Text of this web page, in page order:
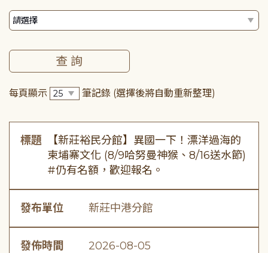
每頁顯示 筆記錄 (選擇後將自動重新整理)
標題
【新莊裕民分館】異國一下！漂洋過海的
柬埔寨文化 (8/9哈努曼神猴、8/16送水節)
#仍有名額，歡迎報名。
發布單位 新莊中港分館
發佈時間 2026-08-05